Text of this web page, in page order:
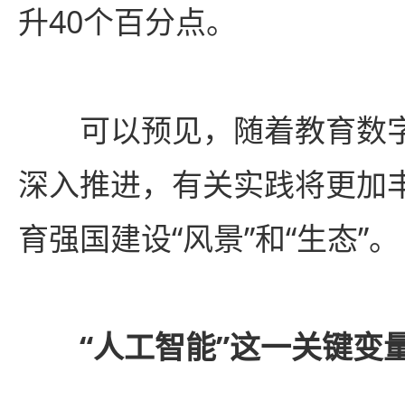
升40个百分点。
可以预见，随着教育数
深入推进，有关实践将更加
育强国建设“风景”和“生态”。
“人工智能”这一关键变